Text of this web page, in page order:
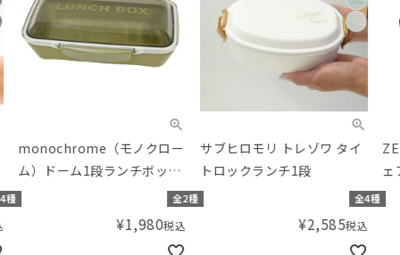
monochrome（モノクロー
ム）ドーム1段ランチボック
ス 750ml
全2種
1,980税込
サブヒロモリ トレゾワ タイ
トロックランチ1段
全4種
2,585税込
ェ
ラ